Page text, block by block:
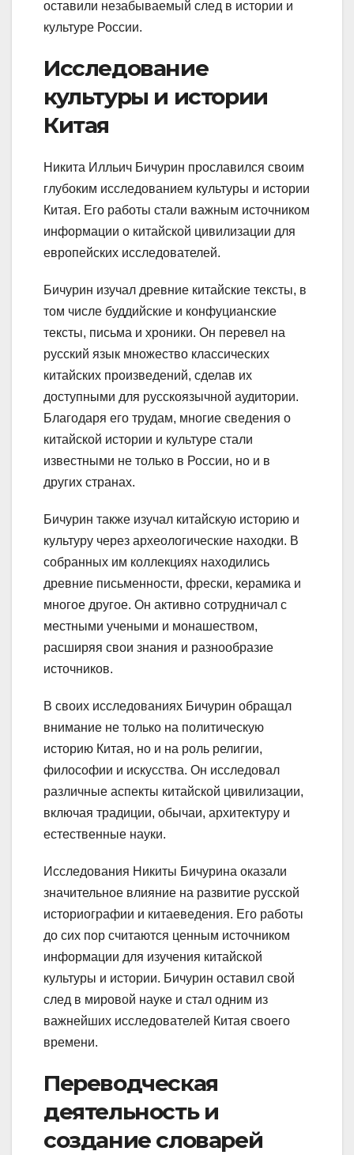
оставили незабываемый след в истории и
культуре России.
Исследование
культуры и истории
Китая
Никита Илльич Бичурин прославился своим
глубоким исследованием культуры и истории
Китая. Его работы стали важным источником
информации о китайской цивилизации для
европейских исследователей.
Бичурин изучал древние китайские тексты, в
том числе буддийские и конфуцианские
тексты, письма и хроники. Он перевел на
русский язык множество классических
китайских произведений, сделав их
доступными для русскоязычной аудитории.
Благодаря его трудам, многие сведения о
китайской истории и культуре стали
известными не только в России, но и в
других странах.
Бичурин также изучал китайскую историю и
культуру через археологические находки. В
собранных им коллекциях находились
древние письменности, фрески, керамика и
многое другое. Он активно сотрудничал с
местными учеными и монашеством,
расширяя свои знания и разнообразие
источников.
В своих исследованиях Бичурин обращал
внимание не только на политическую
историю Китая, но и на роль религии,
философии и искусства. Он исследовал
различные аспекты китайской цивилизации,
включая традиции, обычаи, архитектуру и
естественные науки.
Исследования Никиты Бичурина оказали
значительное влияние на развитие русской
историографии и китаеведения. Его работы
до сих пор считаются ценным источником
информации для изучения китайской
культуры и истории. Бичурин оставил свой
след в мировой науке и стал одним из
важнейших исследователей Китая своего
времени.
Переводческая
деятельность и
создание словарей